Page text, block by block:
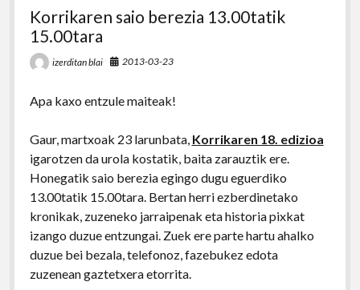
Korrikaren saio berezia 13.00tatik
15.00tara
izerditan blai 2013-03-23
Apa kaxo entzule maiteak!
Gaur, martxoak 23 larunbata, Korrikaren 18. edizioa
igarotzen da urola kostatik, baita zarauztik ere.
Honegatik saio berezia egingo dugu eguerdiko
13.00tatik 15.00tara. Bertan herri ezberdinetako
kronikak, zuzeneko jarraipenak eta historia pixkat
izango duzue entzungai. Zuek ere parte hartu ahalko
duzue bei bezala, telefonoz, fazebukez edota
zuzenean gaztetxera etorrita.